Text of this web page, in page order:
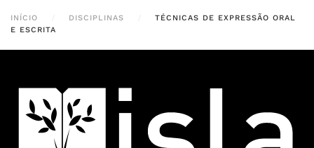
INÍCIO DISCIPLINAS
TÉCNICAS DE EXPRESSÃO ORAL
E ESCRITA